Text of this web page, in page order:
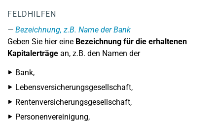
FELDHILFEN
Bezeichnung, z.B. Name der Bank
Geben Sie hier eine Bezeichnung für die erhaltenen
Kapitalerträge an, z.B. den Namen der
Bank,
Lebensversicherungsgesellschaft,
Rentenversicherungsgesellschaft,
Personenvereinigung,